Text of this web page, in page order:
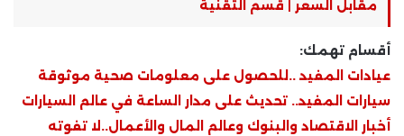
مقابل السعر | قسم التقنية
أقسام تهمك:
عيادات المفيد ..للحصول على معلومات صحية موثوقة
سيارات المفيد.. تحديث على مدار الساعة في عالم السيارات
أخبار الاقتصاد والبنوك وعالم المال والأعمال..لا تفوته